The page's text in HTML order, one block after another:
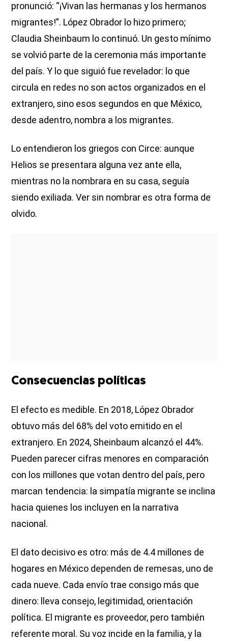
pronunció: “¡Vivan las hermanas y los hermanos
migrantes!”. López Obrador lo hizo primero;
Claudia Sheinbaum lo continuó. Un gesto mínimo
se volvió parte de la ceremonia más importante
del país. Y lo que siguió fue revelador: lo que
circula en redes no son actos organizados en el
extranjero, sino esos segundos en que México,
desde adentro, nombra a los migrantes.
Lo entendieron los griegos con Circe: aunque
Helios se presentara alguna vez ante ella,
mientras no la nombrara en su casa, seguía
siendo exiliada. Ver sin nombrar es otra forma de
olvido.
Consecuencias políticas
El efecto es medible. En 2018, López Obrador
obtuvo más del 68% del voto emitido en el
extranjero. En 2024, Sheinbaum alcanzó el 44%.
Pueden parecer cifras menores en comparación
con los millones que votan dentro del país, pero
marcan tendencia: la simpatía migrante se inclina
hacia quienes los incluyen en la narrativa
nacional.
El dato decisivo es otro: más de 4.4 millones de
hogares en México dependen de remesas, uno de
cada nueve. Cada envío trae consigo más que
dinero: lleva consejo, legitimidad, orientación
política. El migrante es proveedor, pero también
referente moral. Su voz incide en la familia, y la